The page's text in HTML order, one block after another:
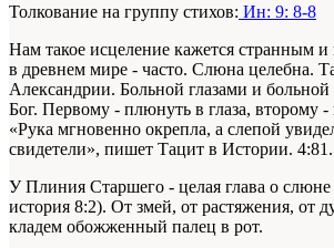
Толкование на группу стихов: Ин: 9: 8-8
Нам такое исцеление кажется странным
в древнем мире - часто. Слюна целебна.
Александрии. Больной глазами и
Бог. Первому - плюнуть в глаза, второму -
«Рука мгновенно окрепла, а слепой
свидетели», пишет Тацит в Истории. 4:81.
У Плиния Старшего - целая глава о слюне
история 8:2). От змей, от растяжения, от
кладем обожженный палец в рот.